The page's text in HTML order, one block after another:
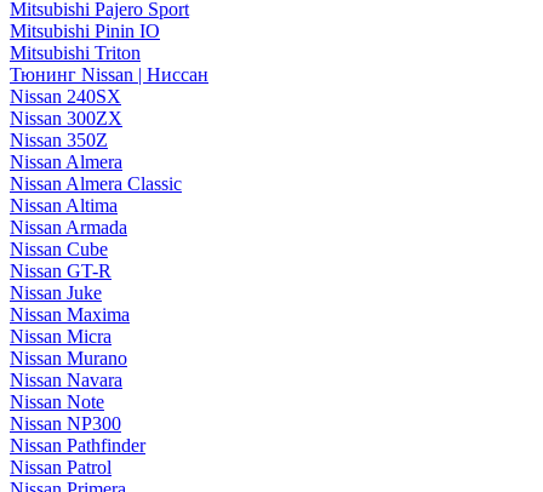
Mitsubishi Pajero Sport
Mitsubishi Pinin IO
Mitsubishi Triton
Тюнинг Nissan | Ниссан
Nissan 240SX
Nissan 300ZX
Nissan 350Z
Nissan Almera
Nissan Almera Classic
Nissan Altima
Nissan Armada
Nissan Cube
Nissan GT-R
Nissan Juke
Nissan Maxima
Nissan Micra
Nissan Murano
Nissan Navara
Nissan Note
Nissan NP300
Nissan Pathfinder
Nissan Patrol